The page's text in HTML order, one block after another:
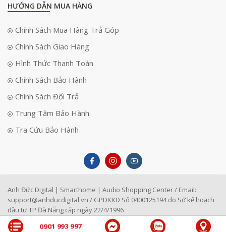
0901 993 997
HƯỚNG DẪN MUA HÀNG
Chính Sách Mua Hàng Trả Góp
Chính Sách Giao Hàng
Hình Thức Thanh Toán
Chính Sách Bảo Hành
Chính Sách Đổi Trả
Trung Tâm Bảo Hành
Tra Cứu Bảo Hành
Anh Đức Digital | Smarthome | Audio Shopping Center / Email:
support@anhducdigital.vn / GPDKKD Số 0400125194 do Sở kế hoạch
đầu tư TP Đà Nẵng cấp ngày 22/4/1996